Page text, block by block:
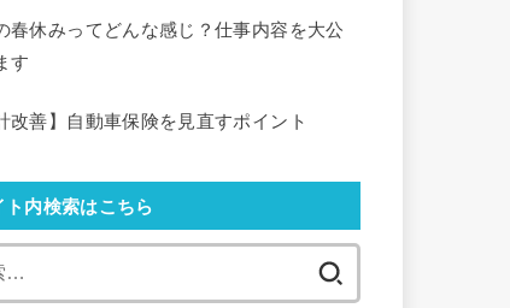
春休みってどんな感じ？仕事内容を大公
す
改善】自動車保険を見直すポイント
ト内検索はこちら